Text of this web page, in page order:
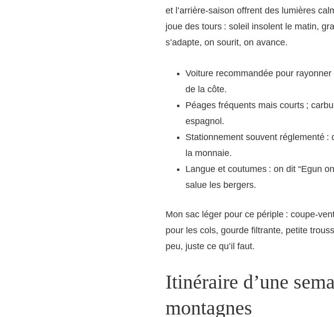
et l’arrière-saison offrent des lumières
joue des tours : soleil insolent le matin,
s’adapte, on sourit, on avance.
Voiture recommandée pour
de la côte.
Péages fréquents mais courts ;
espagnol.
Stationnement souvent réglementé
la monnaie.
Langue et coutumes : on dit “Egun
salue les bergers.
Mon sac léger pour ce périple : coupe-
pour les cols, gourde filtrante, petite
peu, juste ce qu’il faut.
Itinéraire d’une
montagnes